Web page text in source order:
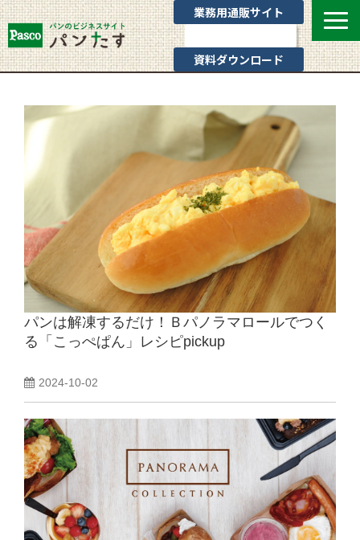
業務用通販サイト
資料ダウンロード
業態別提案
カテゴリ一覧
お役立ちブログ
Pascoのサポート
通販サイトのご案内
よくあるご質問
パンは解凍するだけ！Ｂパノラマロールでつく
る「こっぺぱん」レシピpickup
2024-10-02